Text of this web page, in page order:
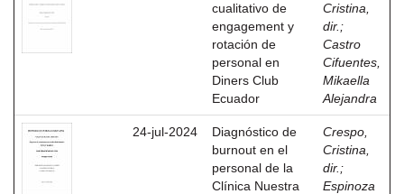
cualitativo de
engagement y
rotación de
personal en
Diners Club
Ecuador
Cristina,
dir. ;
Castro
Cifuentes,
Mikaella
Alejandra
24-jul-2024
Diagnóstico de
burnout en el
personal de la
Clínica Nuestra
Crespo,
Cristina,
dir. ;
Espinoza